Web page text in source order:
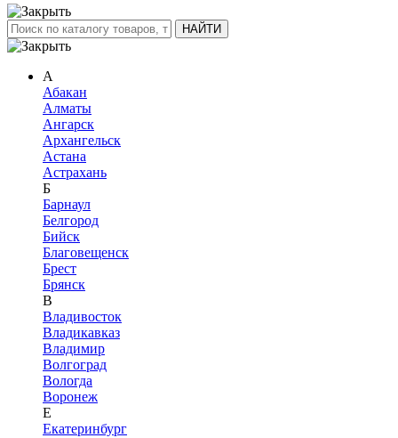
А
Абакан
Алматы
Ангарск
Архангельск
Астана
Астрахань
Б
Барнаул
Белгород
Бийск
Благовещенск
Брест
Брянск
В
Владивосток
Владикавказ
Владимир
Волгоград
Вологда
Воронеж
Е
Екатеринбург